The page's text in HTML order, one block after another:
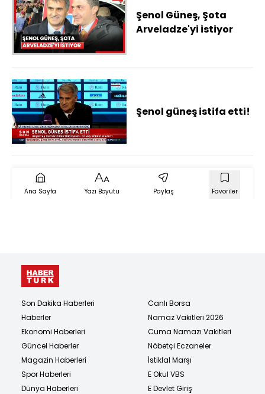
Şenol Güneş, Şota
Arveladze'yi istiyor
Şenol güneş istifa etti!
Ana Sayfa Yazı Boyutu Paylaş Favoriler
Son Dakika Haberleri
Haberler
Ekonomi Haberleri
Güncel Haberler
Magazin Haberleri
Spor Haberleri
Dünya Haberleri
Canlı Borsa
Namaz Vakitleri 2026
Cuma Namazı Vakitleri
Nöbetçi Eczaneler
İstiklal Marşı
E Okul VBS
E Devlet Giriş